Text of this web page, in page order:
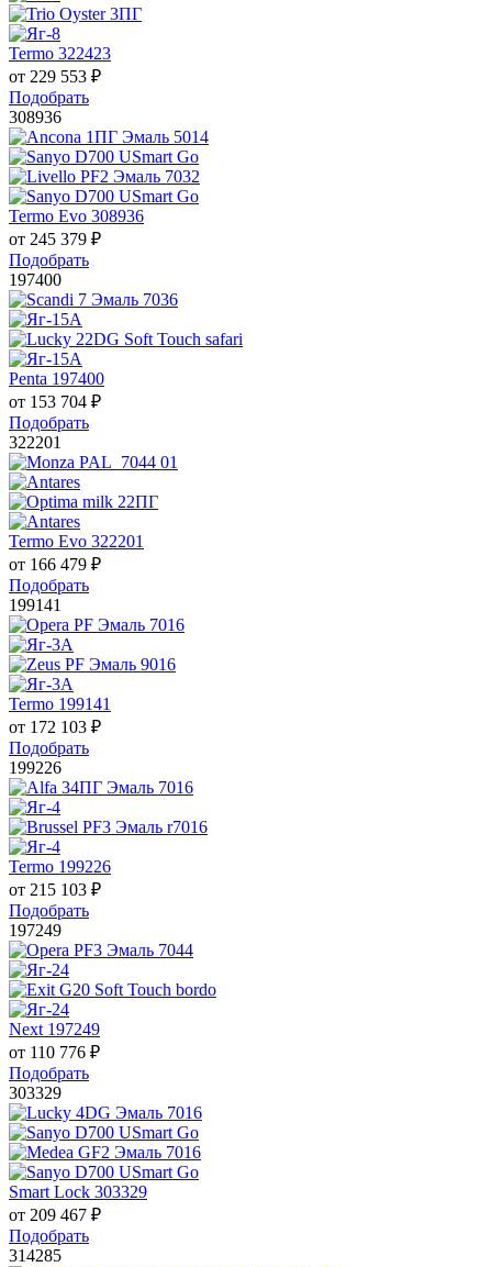
Termo 322423
от 229 553 ₽
Подобрать
308936
Termo Evo 308936
от 245 379 ₽
Подобрать
197400
Penta 197400
от 153 704 ₽
Подобрать
322201
Termo Evo 322201
от 166 479 ₽
Подобрать
199141
Termo 199141
от 172 103 ₽
Подобрать
199226
Termo 199226
от 215 103 ₽
Подобрать
197249
Next 197249
от 110 776 ₽
Подобрать
303329
Smart Lock 303329
от 209 467 ₽
Подобрать
314285